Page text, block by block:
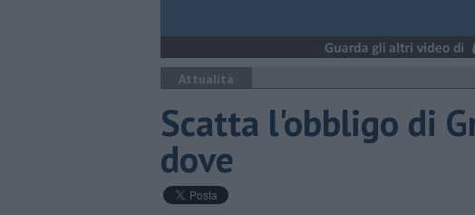
Attualità
Scatta l'obbligo di
dove